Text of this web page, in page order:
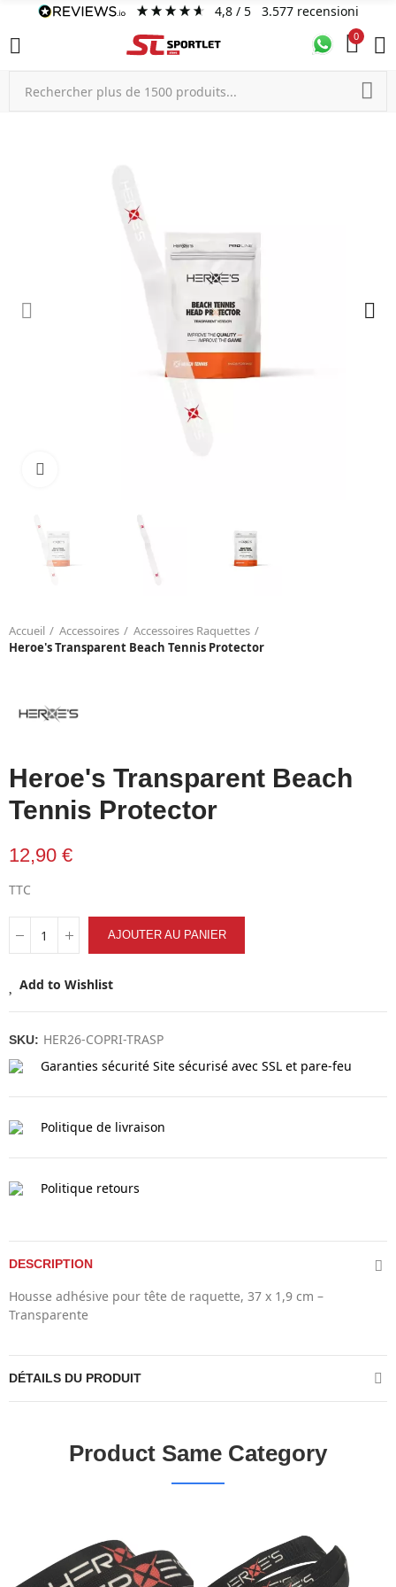
4,8/ 5 3.577 recensioni
0
Accueil Accessoires
Accessoires Raquettes
Heroe's Transparent Beach Tennis Protector
Heroe's Transparent Beach
Tennis Protector
12,90 €
TTC
AJOUTER AU PANIER
Add to Wishlist
SKU: HER26-COPRI-TRASP
Garanties sécurité Site sécurisé avec SSL et pare-feu
Politique de livraison
Politique retours
DESCRIPTION
Housse adhésive pour tête de raquette, 37 x 1,9 cm –
Transparente
DÉTAILS DU PRODUIT
Product Same Category